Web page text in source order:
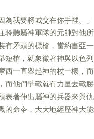
我要將城交在你手裡。」
聆聽屬神軍隊的元帥對他所
有矛頭的標槍，當約書亞一
短槍，就象徵著神與以色列
西一直舉起神的杖一樣，而
而他們爭戰就有力量去戰勝
表著伸出屬神的兵器來與仇
的命令，大大地經歷神大能